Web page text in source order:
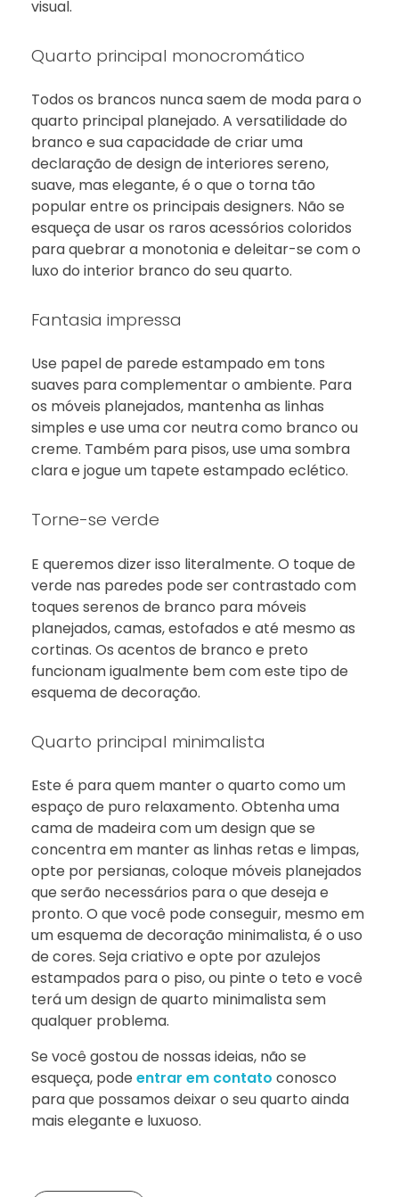
visual.
Quarto principal monocromático
Todos os brancos nunca saem de moda para o
quarto principal planejado. A versatilidade do
branco e sua capacidade de criar uma
declaração de design de interiores sereno,
suave, mas elegante, é o que o torna tão
popular entre os principais designers. Não se
esqueça de usar os raros acessórios coloridos
para quebrar a monotonia e deleitar-se com o
luxo do interior branco do seu quarto.
Fantasia impressa
Use papel de parede estampado em tons
suaves para complementar o ambiente. Para
os móveis planejados, mantenha as linhas
simples e use uma cor neutra como branco ou
creme. Também para pisos, use uma sombra
clara e jogue um tapete estampado eclético.
Torne-se verde
E queremos dizer isso literalmente. O toque de
verde nas paredes pode ser contrastado com
toques serenos de branco para móveis
planejados, camas, estofados e até mesmo as
cortinas. Os acentos de branco e preto
funcionam igualmente bem com este tipo de
esquema de decoração.
Quarto principal minimalista
Este é para quem manter o quarto como um
espaço de puro relaxamento. Obtenha uma
cama de madeira com um design que se
concentra em manter as linhas retas e limpas,
opte por persianas, coloque móveis planejados
que serão necessários para o que deseja e
pronto. O que você pode conseguir, mesmo em
um esquema de decoração minimalista, é o uso
de cores. Seja criativo e opte por azulejos
estampados para o piso, ou pinte o teto e você
terá um design de quarto minimalista sem
qualquer problema.
Se você gostou de nossas ideias, não se
esqueça, pode entrar em contato conosco
para que possamos deixar o seu quarto ainda
mais elegante e luxuoso.